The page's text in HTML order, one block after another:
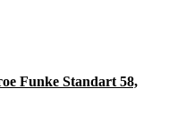
Funke Standart 58,